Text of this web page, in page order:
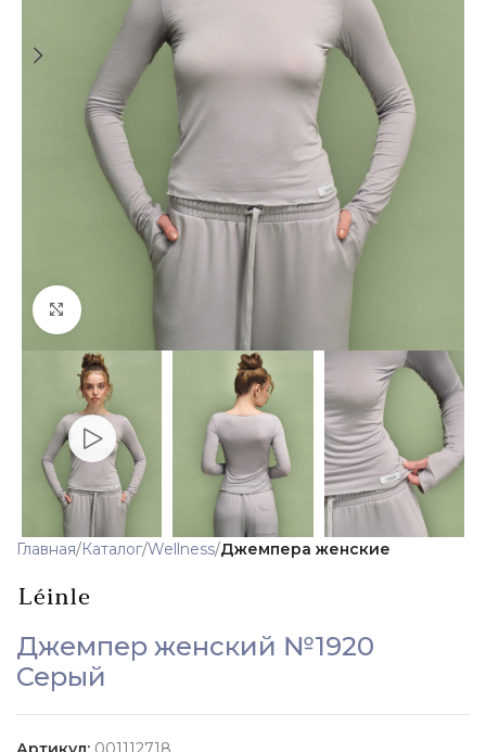
Click to enlarge
Главная Каталог Wellness Джемпера женские
Джемпер женский №1920
Серый